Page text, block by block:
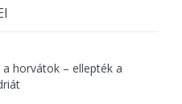
horvátok – ellepték a